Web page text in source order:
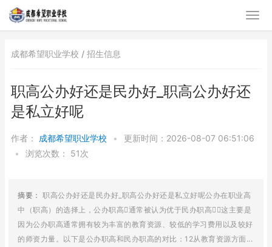
成都希望职业学校 / 招生信息
职高公办好还是民办好_职高公办好还
是私立好呢
作者： 成都希望职业学校 •
更新时间：2026-08-07 06:51:06
•
浏览次数： 51次
摘要： 职高公办好还是民办好_职高公办好还是私立好呢公办在职业高
中（职高）的选择上，公办职高通常被认为优于民办职高，这主要是
因为公办职高通常拥有较为丰富的教育资源、较低的学习费用以及较好
的师资力量。以下是公办职高和民办职高的对比：12从教育资源方面...